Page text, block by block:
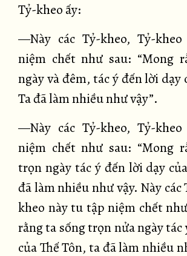
Tỷ-kheo ấy:
—Này các Tỷ-kheo, Tỷ-
niệm chết như sau: “Mong
ngày và đêm, tác ý đến lời dạy
Ta đã làm nhiều như vậy”.
—Này các Tỷ-kheo, Tỷ-
niệm chết như sau: “Mong
trọn ngày tác ý đến lời dạy
đã làm nhiều như vậy. Này các
kheo này tu tập niệm chết
rằng ta sống trọn nửa ngày tác
của Thế Tôn, ta đã làm nhiều